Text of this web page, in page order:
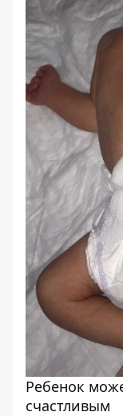
Ребенок
счастливым